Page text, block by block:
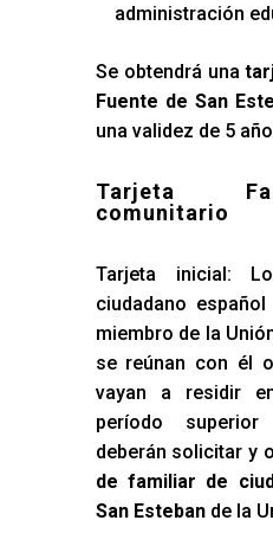
administración
Se obtendrá una
Fuente de San
una validez de 5
Tarjeta
comunitario
Tarjeta inicial:
ciudadano
miembro de la
se reúnan con él
vayan a residir
período
deberán solicitar y
de familiar de
San Estebande la